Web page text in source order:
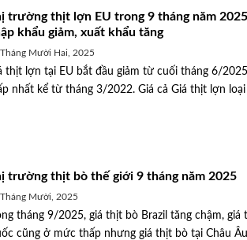
trường thịt lợn EU trong 9 tháng năm
khẩu giảm, xuất khẩu tăng
Mười Hai, 2025
thịt lợn tại EU bắt đầu giảm từ cuối tháng 6/
nhất kể từ tháng 3/2022. Giá cả Giá thịt lợn loại
trường thịt bò thế giới 9 tháng năm 2025
Mười, 2025
tháng 9/2025, giá thịt bò Brazil tăng chậm, giá
cũng ở mức thấp nhưng giá thịt bò tại Châu